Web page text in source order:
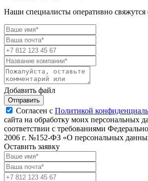
Наши специалисты оперативно
Добавить файл
Отправить
Согласен с Политикой
сайта на обработку моих персональных
соответствии с требованиями
2006 г. №152-ФЗ «О персональных
Оставить заявку